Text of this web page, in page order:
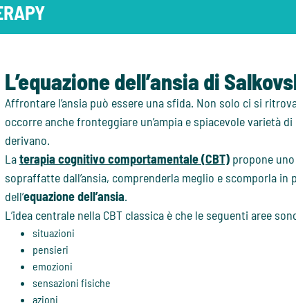
L’equazione dell’ansia di
Affrontare l’ansia può essere una sfida. Non solo ci si
occorre anche fronteggiare un’ampia e spiacevole varietà
derivano.
Laterapia cognitivo comportamentale (CBT)propone uno
sopraffatte dall’ansia, comprenderla meglio e scomporla
dell’equazione dell’ansia.
L’idea centrale nella CBT classica è che le seguenti aree
situazioni
pensieri
emozioni
sensazioni fisiche
azioni